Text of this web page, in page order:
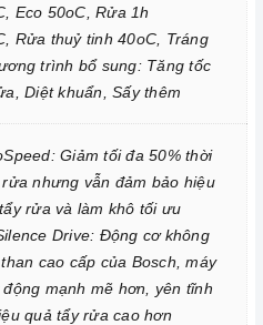
nên vệ sinh máy rửa chén
ngừa vi khuẩn phát triển. Bạn
cách sử dụng các chất tẩy
chạy chương trình rửa vệ
Khi không sử dụng máy
xả hết nước trong máy. Bạn
bụi bẩn và côn trùng xâm
phẩm tại Home Best?
Eco 50oC, Rửa 1h
Rửa thuỷ tinh 40oC, Tráng
trình bổ sung: Tăng tốc
Diệt khuẩn, Sấy thêm
Giảm tối đa 50% thời
nhưng vẫn đảm bảo hiệu
rửa và làm khô tối ưu
Drive: Động cơ không
cao cấp của Bosch, máy
mạnh mẽ hơn, yên tĩnh
quả tẩy rửa cao hơn